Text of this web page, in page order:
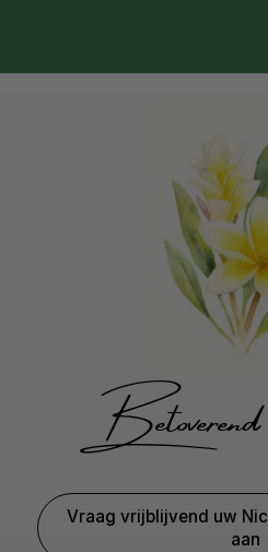
Vraag vrijblijvend uw
aan